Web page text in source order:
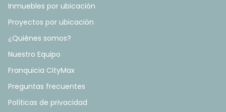
Inmuebles por ubicación
Proyectos por ubicación
¿Quiénes somos?
Nuestro Equipo
Franquicia CityMax
Preguntas frecuentes
Políticas de privacidad